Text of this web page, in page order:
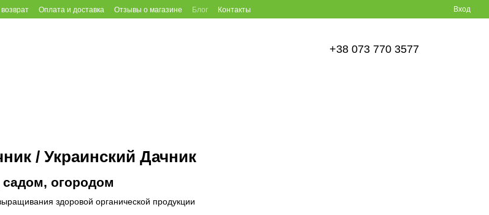
Оплата и доставка Отзывы о магазине Блог Контакты Вход
+38 073 770 3577
/ Украинский Дачник
огородом
здоровой органической продукции